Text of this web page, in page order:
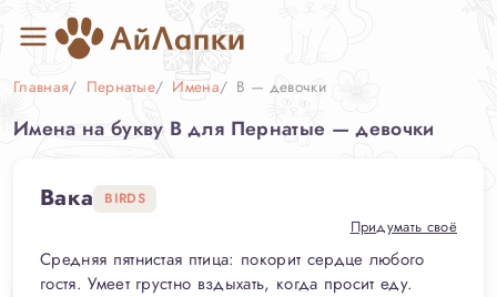
Главная Пернатые Имена В — девочки
Имена на букву В для Пернатые — девочки
Вака BIRDS
Придумать своё
Средняя пятнистая птица: покорит сердце любого
гостя. Умеет грустно вздыхать, когда просит еду.